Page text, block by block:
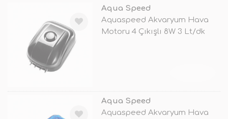
Aqua Speed
Aquaspeed Akvaryum Hava
Motoru 4 Çıkışlı 8W 3 Lt/dk
Aqua Speed
Aquaspeed Akvaryum Hava